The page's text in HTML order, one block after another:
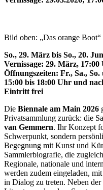
Uli
Harald Schwiers
Bild oben: „Das orange
So., 29. März bis So., 20.
Vernissage: 29. März, 17:00
Öffnungszeiten: Fr., Sa., So.
15:00 bis 18:00 Uhr und
Eintritt frei
Die Biennale am Main 2026
Privatsammlung zurück: die
van Gemmern. Ihr Konzept
Schwerpunkt, sondern
Begegnung mit Kunst und
Sammlerbiografie, die
Regionale, nationale und
werden zudem eingeladen,
in Dialog zu treten. Neben